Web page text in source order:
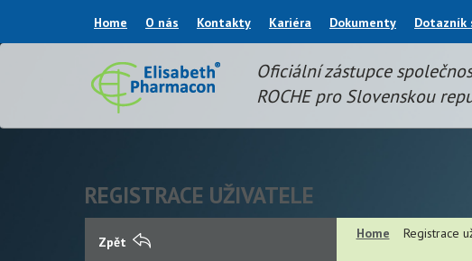
Home O nás Kontakty Kariéra Dokumenty Dotazník
Oficiální zástupce
ROCHE pro Slovenskou
REGISTRACE UŽIVATELE
Zpět
Home Registrace